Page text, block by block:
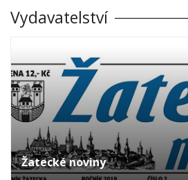
Vydavatelství
Žatecké noviny